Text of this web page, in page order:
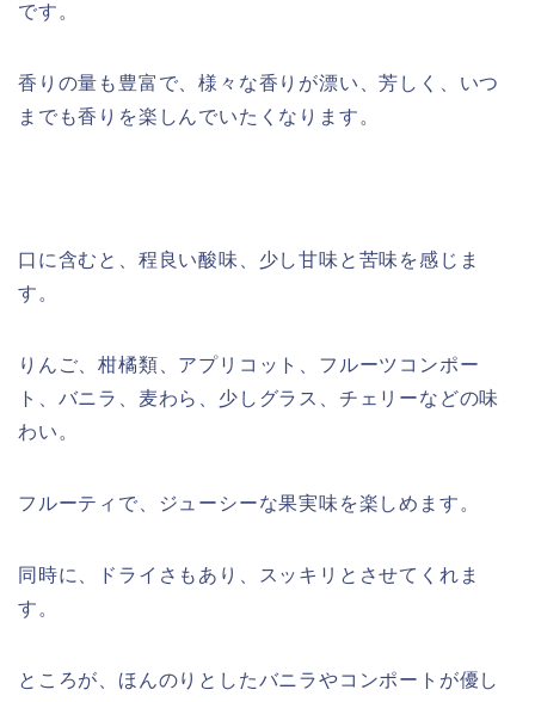
です。
香りの量も豊富で、様々な香りが漂い、芳しく、いつ
までも香りを楽しんでいたくなります。
口に含むと、程良い酸味、少し甘味と苦味を感じま
す。
りんご、柑橘類、アプリコット、フルーツコンポー
ト、バニラ、麦わら、少しグラス、チェリーなどの味
わい。
フルーティで、ジューシーな果実味を楽しめます。
同時に、ドライさもあり、スッキリとさせてくれま
す。
ところが、ほんのりとしたバニラやコンポートが優し